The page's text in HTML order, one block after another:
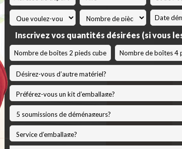
Postal
MM
slash
JJ
slash
AAAA
Inscrivez vos quantités désirées (si vous